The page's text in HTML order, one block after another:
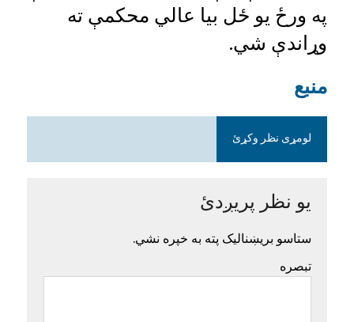
په ورځ یو ځل بیا عالي محکمې ته
وړاندې شي.
منبع
لومړی نظر وکړئ
یو نظر پریږدئ
ستاسو بریښنالیک پته به خپره نشي.
تبصره